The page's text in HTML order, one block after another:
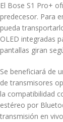
El Bose S1 Pro+
predecesor. Para
pueda
OLED integradas
pantallas giran
Se beneficiará de
de transmisores
la compatibilidad
estéreo por
transmisión en